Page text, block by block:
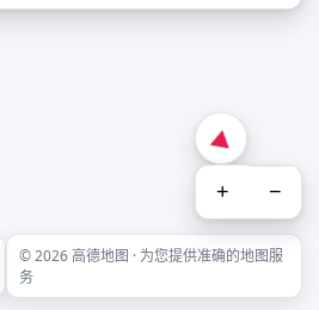
+ −
© 2026 高德地图 · 为您提供准确的地图服
务